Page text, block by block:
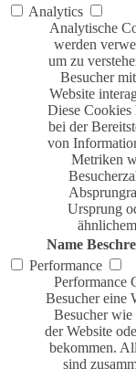
Analytics
Analytische
werden
um zu
Besucher
Website
Diese Cookies
bei der
von
Metriken
Ursprung
Name
Performance
Performance
Besucher eine
Besucher
der Website
bekommen.
sind